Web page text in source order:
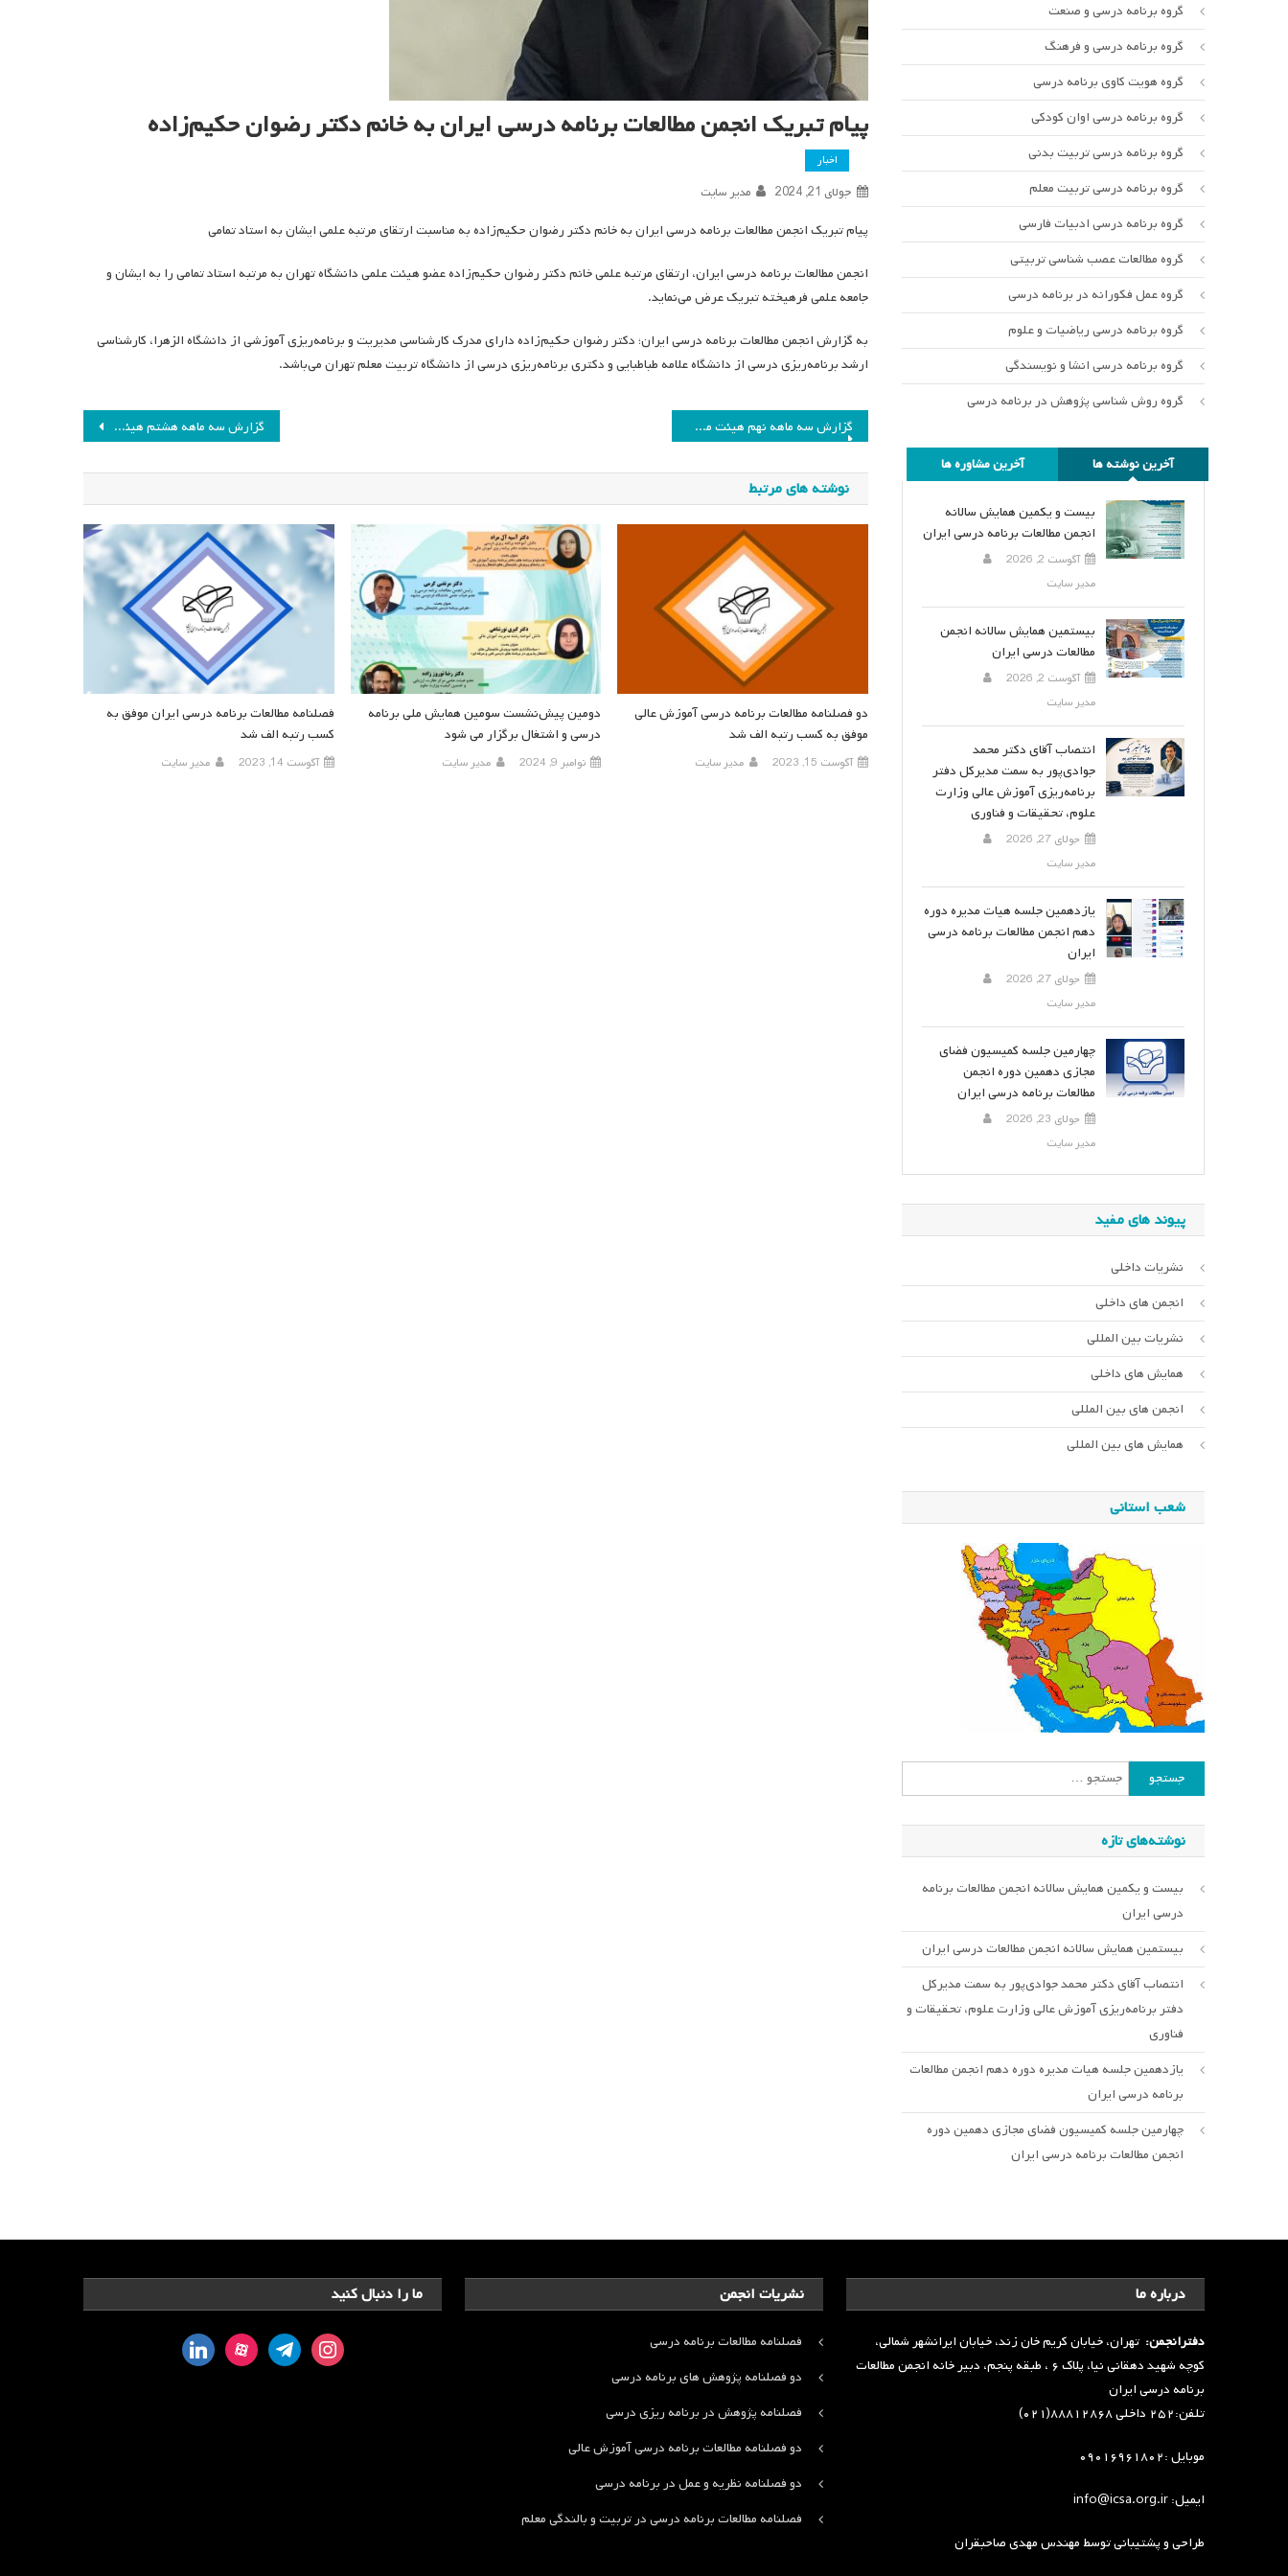
پیام تبریک انجمن مطالعات برنامه درسی ایران به خانم دکتر رضوان حکیم‌زاده
اخبار
جولای 21, 2024 مدیر سایت
پیام تبریک انجمن مطالعات برنامه درسی ایران به خانم دکتر رضوان حکیم‌زاده به مناسبت ارتقای مرتبه علمی ایشان به استاد تمامی
انجمن مطالعات برنامه درسی ایران، ارتقای مرتبه علمی خانم دکتر رضوان حکیم‌زاده عضو هیئت علمی دانشگاه تهران به مرتبه استاد تمامی را به ایشان و
جامعه علمی فرهیخته تبریک عرض می‌نماید.
به گزارش انجمن مطالعات برنامه درسی ایران؛ دکتر رضوان حکیم‌زاده دارای مدرک کارشناسی مدیریت و برنامه‌ریزی آموزشی از دانشگاه الزهرا، کارشناسی
ارشد برنامه‌ریزی درسی از دانشگاه علامه طباطبایی و دکتری برنامه‌ریزی درسی از دانشگاه تربیت معلم تهران می‌باشد.
راهبری
نوشته
گزارش سه ماهه هشتم هیئت مدیره انجمن مطالعات برنامه درسی ایران گزارش سه ماهه نهم هیئت مدیره انجمن مطالعات برنامه درسی ایران
نوشته های مرتبط
فصلنامه مطالعات برنامه درسی ایران موفق به
کسب رتبه الف شد
آگوست 14, 2023 مدیر سایت
دومین پیش‌نشست سومین همایش ملی برنامه
درسی و اشتغال برگزار می شود
نوامبر 9, 2024 مدیر سایت
دو فصلنامه مطالعات برنامه درسی آموزش عالی
موفق به کسب رتبه الف شد
آگوست 15, 2023 مدیر سایت
گروه برنامه درسی و صنعت
گروه برنامه درسی و فرهنگ
گروه هویت کاوی برنامه درسی
گروه برنامه درسی اوان کودکی
گروه برنامه درسی تربیت بدنی
گروه برنامه درسی تربیت معلم
گروه برنامه درسی ادبیات فارسی
گروه مطالعات عصب شناسی تربیتی
گروه عمل فکورانه در برنامه درسی
گروه برنامه درسی ریاضیات و علوم
گروه برنامه درسی انشا و نویسندگی
گروه روش شناسی پژوهش در برنامه درسی
آخرین نوشته ها آخرین مشاوره ها
بیست و یکمین همایش سالانه
انجمن مطالعات برنامه درسی ایران
آگوست 2, 2026
مدیر سایت
بیستمین همایش سالانه انجمن
مطالعات درسی ایران
آگوست 2, 2026
مدیر سایت
انتصاب آقای دکتر محمد
جوادی‌پور به سمت مدیرکل دفتر
برنامه‌ریزی آموزش عالی وزارت
علوم، تحقیقات و فناوری
جولای 27, 2026
مدیر سایت
یازدهمین جلسه هیات مدیره دوره
دهم انجمن مطالعات برنامه درسی
ایران
جولای 27, 2026
مدیر سایت
چهارمین جلسه کمیسیون فضای
مجازی دهمین دوره انجمن
مطالعات برنامه درسی ایران
جولای 23, 2026
مدیر سایت
پیوند های مفید
نشریات داخلی
انجمن های داخلی
نشریات بین المللی
همایش های داخلی
انجمن های بین المللی
همایش های بین المللی
شعب استانی
جستجو
برای:
نوشته‌های تازه
بیست و یکمین همایش سالانه انجمن مطالعات برنامه
درسی ایران
بیستمین همایش سالانه انجمن مطالعات درسی ایران
انتصاب آقای دکتر محمد جوادی‌پور به سمت مدیرکل
دفتر برنامه‌ریزی آموزش عالی وزارت علوم، تحقیقات و
فناوری
یازدهمین جلسه هیات مدیره دوره دهم انجمن مطالعات
برنامه درسی ایران
چهارمین جلسه کمیسیون فضای مجازی دهمین دوره
انجمن مطالعات برنامه درسی ایران
ما را دنبال کنید
instagram
telegram
aparat
linkedin
نشریات انجمن
فصلنامه مطالعات برنامه درسی
دو فصلنامه پژوهش های برنامه درسی
فصلنامه پژوهش در برنامه ریزی درسی
دو فصلنامه مطالعات برنامه درسی آموزش عالی
دو فصلنامه نظریه و عمل در برنامه درسی
فصلنامه مطالعات برنامه درسی در تربیت و بالندگی معلم
درباره ما
دفترانجمن: تهران، خیابان کریم خان زند، خیابان ایرانشهر شمالی،
کوچه شهید دهقانی نیا، پلاک ۶ ، طبقه پنجم، دبیر خانه انجمن مطالعات
برنامه درسی ایران
تلفن:۲۵۲ داخلی ۸۸۸۱۲۸۶۸(۰۲۱)
موبایل :۰۹۰۱۶۹۶۱۸۰۲
ایمیل: info@icsa.org.ir
طراحی و پشتیبانی توسطمهندس مهدی صاحبقران